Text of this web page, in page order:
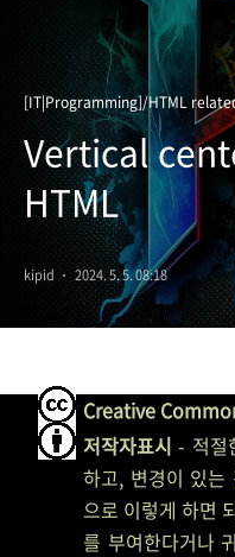
[IT|Programming]/HTML
Vertical
HTML
kipid 2024. 5. 5. 08:18
Creative
저작자표시 - 적절
하고, 변경이 있는
으로 이렇게 하면
를 부여한다거나